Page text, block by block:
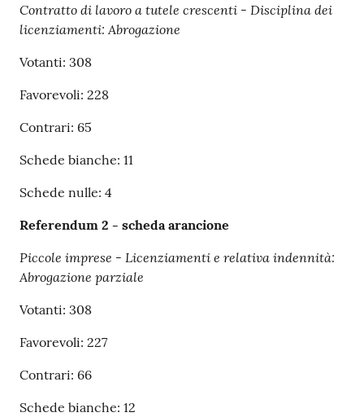
Contratto di lavoro a tutele crescenti - Disciplina dei
licenziamenti: Abrogazione
Votanti: 308
Favorevoli: 228
Contrari: 65
Schede bianche: 11
Schede nulle: 4
Referendum 2 - scheda arancione
Piccole imprese - Licenziamenti e relativa indennità:
Abrogazione parziale
Votanti: 308
Favorevoli: 227
Contrari: 66
Schede bianche: 12